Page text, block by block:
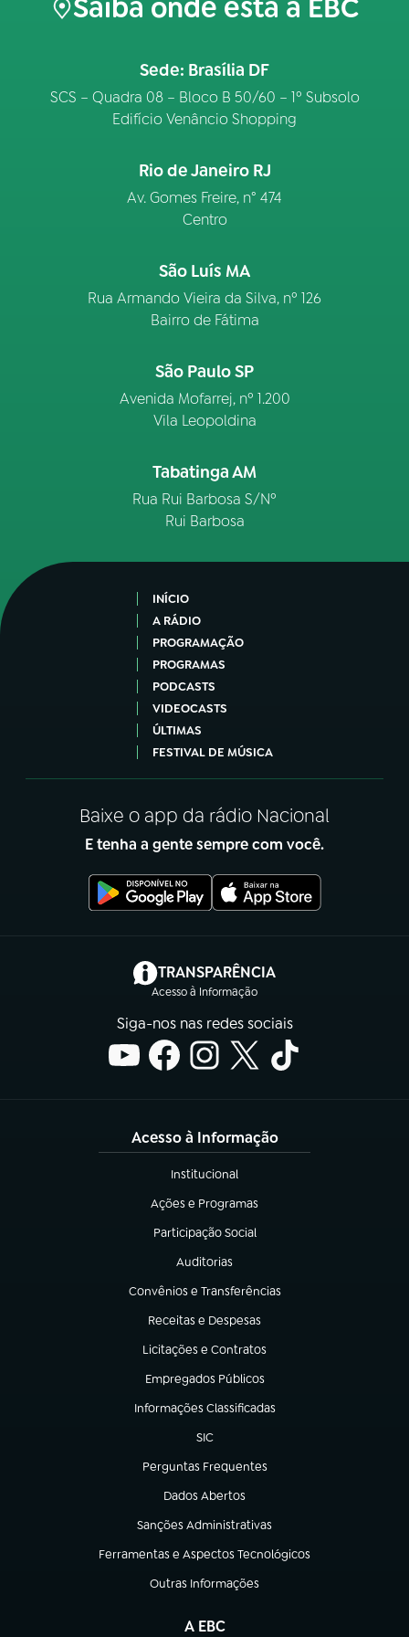
Saiba onde está a EBC
Sede: Brasília DF
SCS – Quadra 08 – Bloco B 50/60 – 1º Subsolo
Edifício Venâncio Shopping
Rio de Janeiro RJ
Av. Gomes Freire, n° 474
Centro
São Luís MA
Rua Armando Vieira da Silva, nº 126
Bairro de Fátima
São Paulo SP
Avenida Mofarrej, nº 1.200
Vila Leopoldina
Tabatinga AM
Rua Rui Barbosa S/Nº
Rui Barbosa
INÍCIO
A RÁDIO
PROGRAMAÇÃO
PROGRAMAS
PODCASTS
VIDEOCASTS
ÚLTIMAS
FESTIVAL DE MÚSICA
Baixe o app da rádio Nacional
E tenha a gente sempre com você.
TRANSPARÊNCIA
Acesso à Informação
(abre em nova aba)
Siga-nos nas redes sociais
Acesso à Informação
Institucional
(abre em nova aba)
Ações e Programas
(abre em nova aba)
Participação Social
(abre em nova aba)
Auditorias
(abre em nova aba)
Convênios e Transferências
(abre em nova aba)
Receitas e Despesas
(abre em nova aba)
Licitações e Contratos
(abre em nova aba)
Empregados Públicos
(abre em nova aba)
Informações Classificadas
(abre em nova aba)
SIC
(abre em nova aba)
Perguntas Frequentes
(abre em nova aba)
Dados Abertos
(abre em nova aba)
Sanções Administrativas
(abre em nova aba)
Ferramentas e Aspectos Tecnológicos
(abre em nova aba)
Outras Informações
(abre em nova aba)
A EBC